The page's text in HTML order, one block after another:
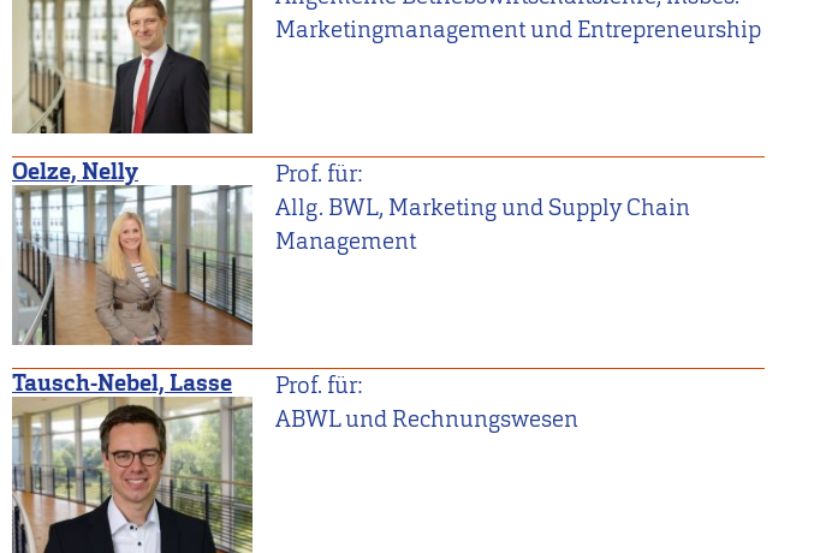
Marketingmanagement und Entrepreneurship
Oelze, Nelly
Prof. für:
Allg. BWL, Marketing und Supply Chain
Management
Tausch-Nebel, Lasse
Prof. für:
ABWL und Rechnungswesen